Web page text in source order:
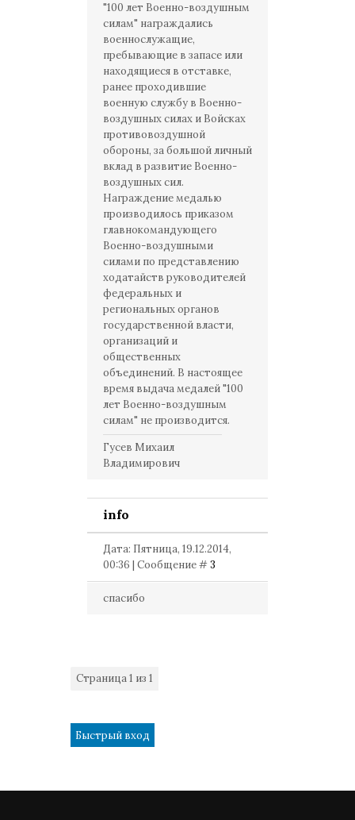
"100 лет Военно-воздушным
силам" награждались
военнослужащие,
пребывающие в запасе или
находящиеся в отставке,
ранее проходившие
военную службу в Военно-
воздушных силах и Войсках
противовоздушной
обороны, за большой личный
вклад в развитие Военно-
воздушных сил.
Награждение медалью
производилось приказом
главнокомандующего
Военно-воздушными
силами по представлению
ходатайств руководителей
федеральных и
региональных органов
государственной власти,
организаций и
общественных
объединений. В настоящее
время выдача медалей "100
лет Военно-воздушным
силам" не производится.
Гусев Михаил
Владимирович
info
Дата: Пятница, 19.12.2014,
00:36 | Сообщение #3
спасибо
Страница1 из 1